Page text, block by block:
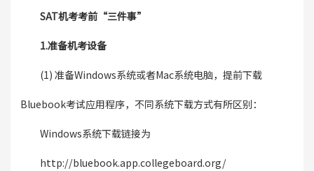
SAT机考考前“三件事”
1.准备机考设备
(1) 准备Windows系统或者Mac系统电脑，提前下载
Bluebook考试应用程序，不同系统下载方式有所区别：
Windows系统下载链接为
http://bluebook.app.collegeboard.org/